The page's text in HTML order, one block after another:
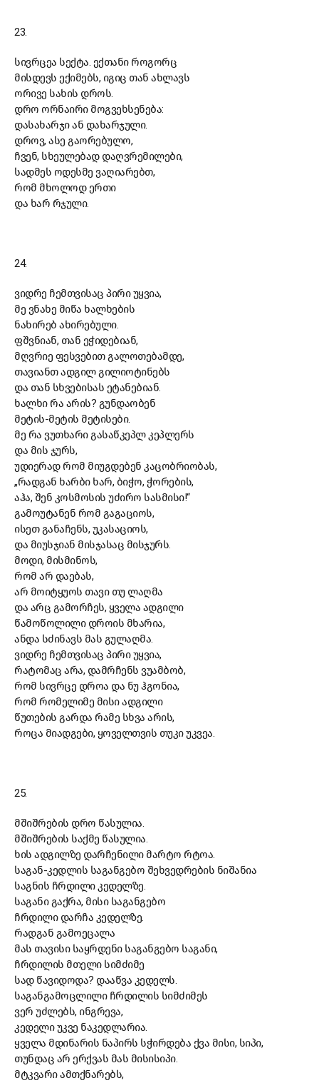
23.
სივრცეა სექტა. ექთანი როგორც
მისდევს ექიმებს, იგიც თან ახლავს
ორივე სახის დროს.
დრო ორნაირი მოგვეხსენება:
დასახარჯი ან დახარჯული.
დროვ, ასე გაორებულო,
ჩვენ, სხეულებად დაღვრემილები,
სადმეს ოდესმე ვაღიარებთ,
რომ მხოლოდ ერთი
და ხარ რჯული.
24.
ვიდრე ჩემთვისაც პირი უყვია,
მე ვნახე მიწა ხალხების
ნახირებ ახირებული.
ფშვნიან, თან ეჭიდებიან,
მღვრიე ფესვებით გალოთებამდე,
თავიანთ ადგილ გილიოტინებს
და თან სხვებისას ეტანებიან.
ხალხი რა არის? გუნდაობენ
მეტის-მეტის მეტისები.
მე რა ვუთხარი გასაწკეპლ კეპლერს
და მის ჯურს,
უდიერად რომ მიუგდებენ კაცობრიობას,
„რადგან ხარბი ხარ, ბიჭო, ჭორების,
აჰა, შენ კოსმოსის უძირო სასმისი!“
გამოუტანენ რომ გაგაციოს,
ისეთ განაჩენს, უკასაციოს,
და მიუსჯიან მისჯასაც მისჯურს.
მოდი, მისმინოს,
რომ არ დაებას,
არ მოიტყუოს თავი თუ ლაღმა
და არც გამორჩეს, ყველა ადგილი
წამოწოლილი დროის მხარია,
ანდა სძინავს მას გულაღმა.
ვიდრე ჩემთვისაც პირი უყვია,
რატომაც არა, დამრჩენს ვუამბობ,
რომ სივრცე დროა და ნუ ჰგონია,
რომ რომელიმე მისი ადგილი
წუთების გარდა რამე სხვა არის,
როცა მიადგები, ყოველთვის თუკი უკვეა.
25.
მშიშრების დრო წასულია.
მშიშრების საქმე წასულია.
ხის ადგილზე დარჩენილი მარტო რტოა.
საგან-კედლის საგანგებო შეხვედრების ნიშანია
საგნის ჩრდილი კედელზე.
საგანი გაქრა, მისი საგანგებო
ჩრდილი დარჩა კედელზე.
რადგან გამოეცალა
მას თავისი საყრდენი საგანგებო საგანი,
ჩრდილის მთელი სიმძიმე
სად წავიდოდა? დააწვა კედელს.
საგანგამოცლილი ჩრდილის სიმძიმეს
ვერ უძლებს, ინგრევა,
კედელი უკვე ნაკედლარია.
ყველა მდინარის ნაპირს სჭირდება ქვა მისი, სიპი,
თუნდაც არ ერქვას მას მისისიპი.
მტკვარი ამთქნარებს,